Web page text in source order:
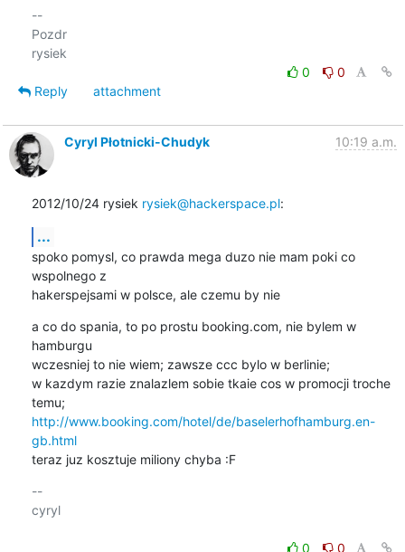
--
Pozdr
0
0
Reply
attachment
Cyryl Płotnicki-Chudyk 10:19 a.m.
2012/10/24 rysiek rysiek@hackerspace.pl:
...
spoko pomysl, co prawda mega duzo nie mam poki co
wspolnego z
hakerspejsami w polsce, ale czemu by nie
a co do spania, to po prostu booking.com, nie bylem w
hamburgu
wczesniej to nie wiem; zawsze ccc bylo w berlinie;
w kazdym razie znalazlem sobie tkaie cos w promocji troche
http://www.booking.com/hotel/de/baselerhofhamburg.en-
gb.html
teraz juz kosztuje miliony chyba :F
--
cyryl
0 0